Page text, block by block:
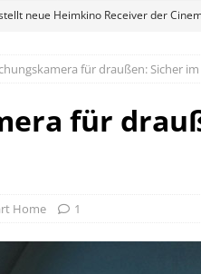
neue Heimkino Receiver der
3-in-1 Magnetic Charging Station
für Studium und Schule: Comspot
für draußen: Sicher
für
Home 1